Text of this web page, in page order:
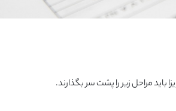
مراحل زیر را پشت سر بگذارند.